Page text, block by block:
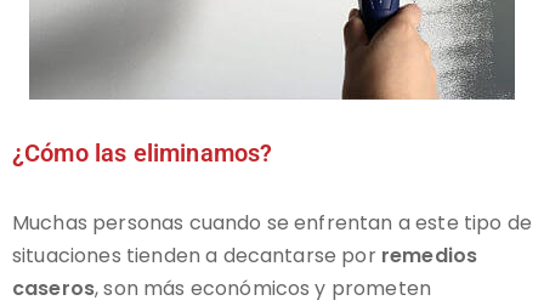
¿Cómo las eliminamos?
Muchas personas cuando se enfrentan a este tipo de
situaciones tienden a decantarse por remedios
caseros, son más económicos y prometen